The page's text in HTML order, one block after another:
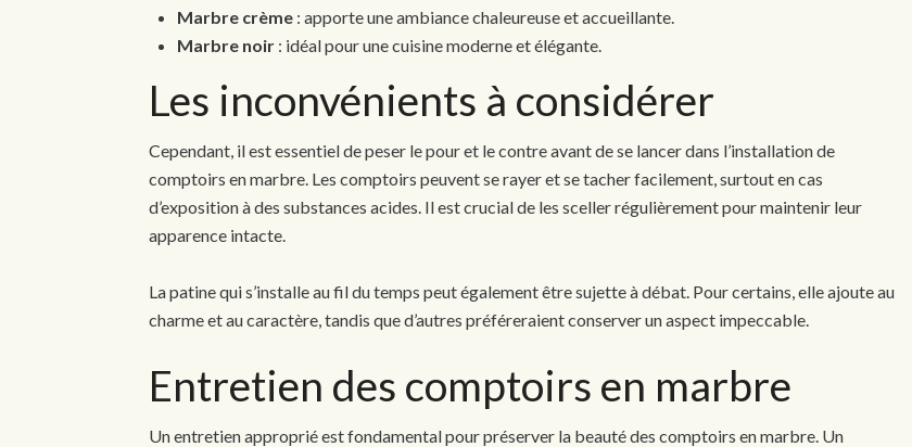
Marbre crème : apporte une ambiance chaleureuse et accueillante.
Marbre noir : idéal pour une cuisine moderne et élégante.
Les inconvénients à considérer
Cependant, il est essentiel de peser le pour et le contre avant de se lancer dans l’installation de
comptoirs en marbre. Les comptoirs peuvent se rayer et se tacher facilement, surtout en cas
d’exposition à des substances acides. Il est crucial de les sceller régulièrement pour maintenir leur
apparence intacte.
La patine qui s’installe au fil du temps peut également être sujette à débat. Pour certains, elle ajoute au
charme et au caractère, tandis que d’autres préféreraient conserver un aspect impeccable.
Entretien des comptoirs en marbre
Un entretien approprié est fondamental pour préserver la beauté des comptoirs en marbre. Un